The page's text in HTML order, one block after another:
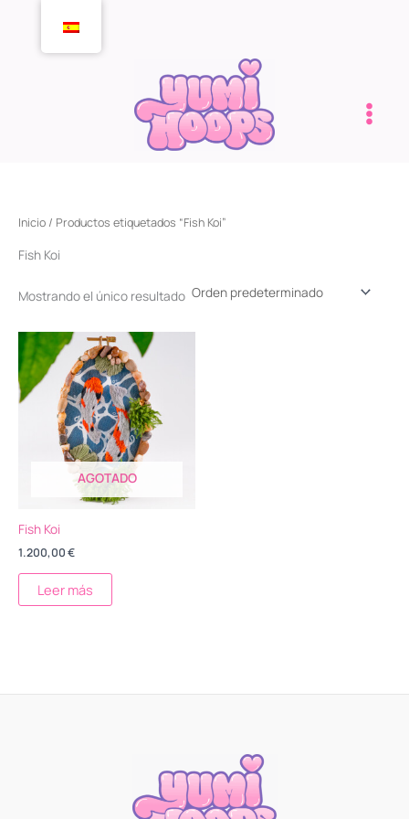
contenido
Inicio / Productos etiquetados “Fish Koi”
Fish Koi
Mostrando el único resultado
AGOTADO
Fish Koi
1.200,00€
Leer más